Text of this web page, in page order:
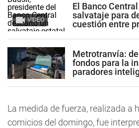
VIDEO
El Banco
salvataje para
cuestión entre
Metrotranvía:
fondos para la
paradores
La medida de fuerza, realizada a
comicios del domingo, fue